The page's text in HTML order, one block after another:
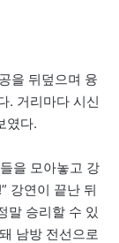
을 뒤덮으며 융
. 거리마다 시신
였다.
을 모아놓고 강
강연이 끝난 뒤
말 승리할 수 있
남방 전선으로